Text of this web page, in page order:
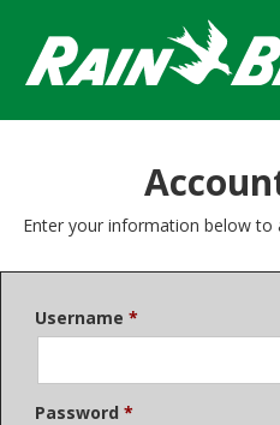
main
content
Enter your information below to
Username
Password